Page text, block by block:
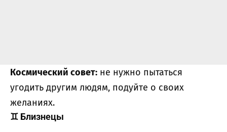
Космический совет: не нужно пытаться
угодить другим людям, подуйте о своих
желаниях.
♊ Близнецы